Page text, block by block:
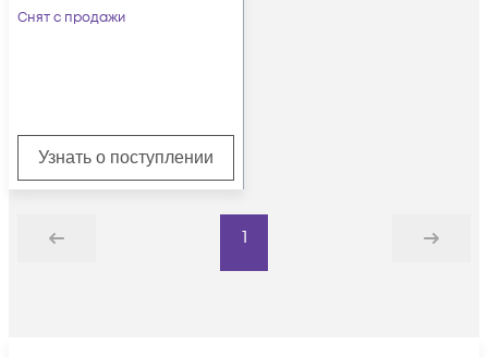
MM (OM4)
Снят с продажи
Узнать о поступлении
Назад
1
Дальше